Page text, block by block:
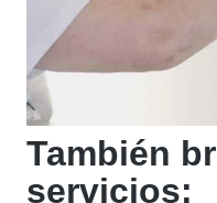
También
servicios: